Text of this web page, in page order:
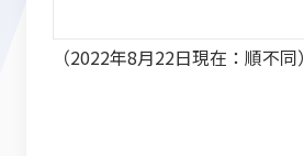
（2022年8月22日現在：順不同）